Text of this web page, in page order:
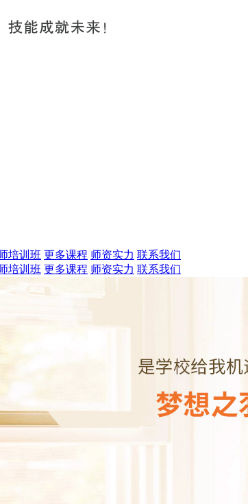
培训班 更多课程 师资实力 联系我们
培训班 更多课程 师资实力 联系我们